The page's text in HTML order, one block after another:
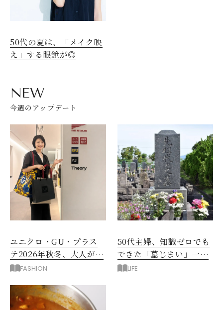
50代の夏は、「メイク映
え」する眼鏡が◎
NEW
今週のアップデート
ユニクロ・GU・プラス
テ2026年秋冬、大人が着
たい新作服は？
FASHION
50代主婦、知識ゼロでも
できた「墓じまい」一つ
後悔したのは、ある順
LIFE